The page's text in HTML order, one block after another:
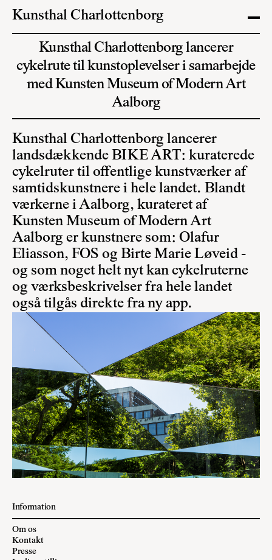
Kunsthal Charlottenborg
Kunsthal Charlottenborg lancerer
cykelrute til kunstoplevelser i samarbejde
med Kunsten Museum of Modern Art
Aalborg
Kunsthal Charlottenborg lancerer
landsdækkende BIKE ART: kuraterede
cykelruter til offentlige kunstværker af
samtidskunstnere i hele landet. Blandt
værkerne i Aalborg, kurateret af
Kunsten Museum of Modern Art
Aalborg er kunstnere som: Olafur
Eliasson, FOS og Birte Marie Løveid -
og som noget helt nyt kan cykelruterne
og værksbeskrivelser fra hele landet
også tilgås direkte fra ny app.
Information
Om os
Kontakt
Presse